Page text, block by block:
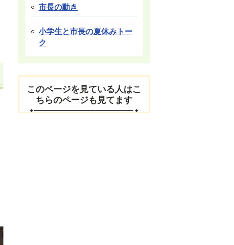
市長の動き
小学生と市長の夏休みトー
ク
このページを見ている人はこ
ちらのページも見てます